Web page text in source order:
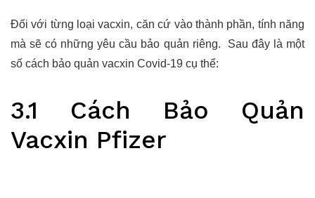
Đối với từng loại vacxin, căn cứ vào thành phần, tính năng
mà sẽ có những yêu cầu bảo quản riêng. Sau đây là một
số cách bảo quản vacxin Covid-19 cụ thể:
3.1 Cách Bảo Quản
Vacxin Pfizer